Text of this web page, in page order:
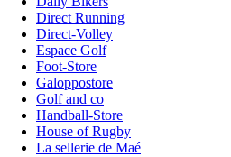
Direct Running
Direct-Volley
Espace Golf
Foot-Store
Galoppostore
Golf and co
Handball-Store
House of Rugby
La sellerie de Maé